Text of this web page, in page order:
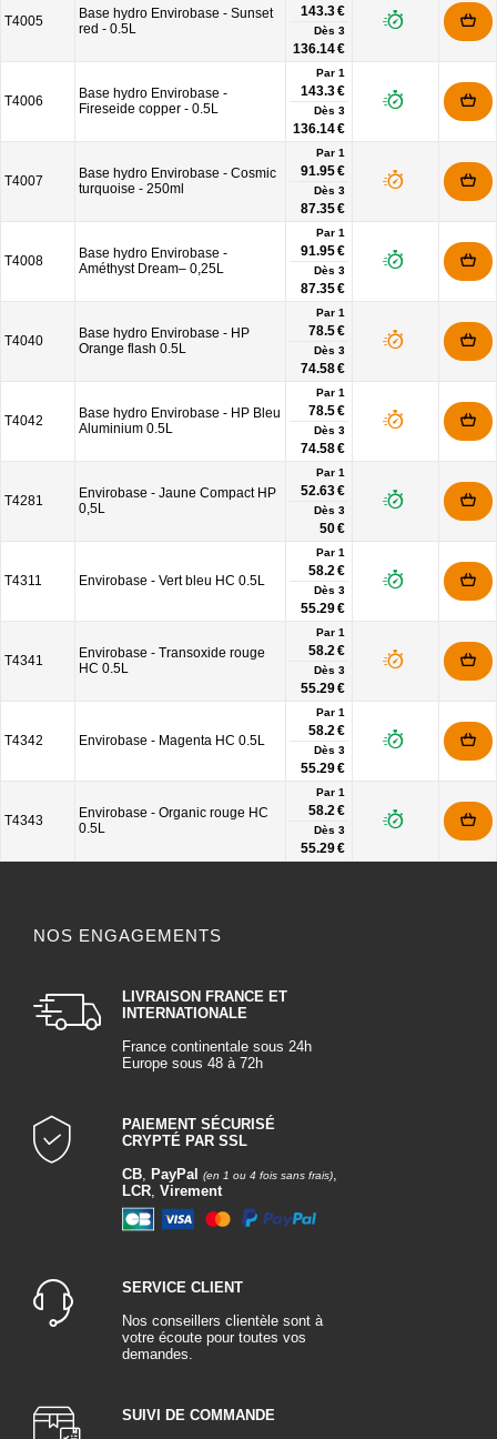
T4005
Base hydro Envirobase - Sunset
red - 0.5L
143.3 €
Dès 3
136.14 €
T4006
Base hydro Envirobase -
Fireseide copper - 0.5L
Par 1
143.3 €
Dès 3
136.14 €
T4007
Base hydro Envirobase - Cosmic
turquoise - 250ml
Par 1
91.95 €
Dès 3
87.35 €
T4008
Base hydro Envirobase -
Améthyst Dream– 0,25L
Par 1
91.95 €
Dès 3
87.35 €
T4040
Base hydro Envirobase - HP
Orange flash 0.5L
Par 1
78.5 €
Dès 3
74.58 €
T4042
Base hydro Envirobase - HP Bleu
Aluminium 0.5L
Par 1
78.5 €
Dès 3
74.58 €
T4281
Envirobase - Jaune Compact HP
0,5L
Par 1
52.63 €
Dès 3
50 €
T4311 Envirobase - Vert bleu HC 0.5L
Par 1
58.2 €
Dès 3
55.29 €
T4341
Envirobase - Transoxide rouge
HC 0.5L
Par 1
58.2 €
Dès 3
55.29 €
T4342 Envirobase - Magenta HC 0.5L
Par 1
58.2 €
Dès 3
55.29 €
T4343
Envirobase - Organic rouge HC
0.5L
Par 1
58.2 €
Dès 3
55.29 €
NOS ENGAGEMENTS
LIVRAISON FRANCE ET
INTERNATIONALE
France continentale sous 24h
Europe sous 48 à 72h
PAIEMENT SÉCURISÉ
CRYPTÉ PAR SSL
CB, PayPal (en 1 ou 4 fois sans frais),
LCR, Virement
SERVICE CLIENT
Nos conseillers clientèle sont à
votre écoute pour toutes vos
demandes.
SUIVI DE COMMANDE